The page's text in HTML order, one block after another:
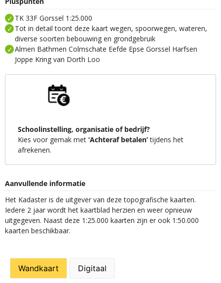
TK 33F Gorssel 1:25.000
Tot in detail toont deze kaart wegen, spoorwegen, wateren,
diverse soorten bebouwing en grondgebruik
Almen Bathmen Colmschate Eefde Epse Gorssel Harfsen
Joppe Kring van Dorth Loo
Schoolinstelling, organisatie of bedrijf?
Kies voor gemak met ‘Achteraf betalen’tijdens het
afrekenen.
Aanvullende informatie
Het Kadaster is de uitgever van deze topografische kaarten.
Iedere 2 jaar wordt het kaartblad herzien en weer opnieuw
uitgegeven. Naast deze 1:25.000 kaarten zijn er ook 1:50.000
kaarten beschikbaar.
Wandkaart Digitaal